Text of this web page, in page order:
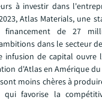
à investir dans
Atlas Materials, une
de 27
dans le secteur
infusion de capital ouvre
d'Atlas en Amérique
moins chères à
qui favorise la